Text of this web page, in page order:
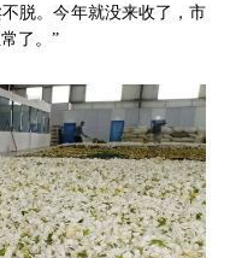
脱。今年就没来收了，市
了。”